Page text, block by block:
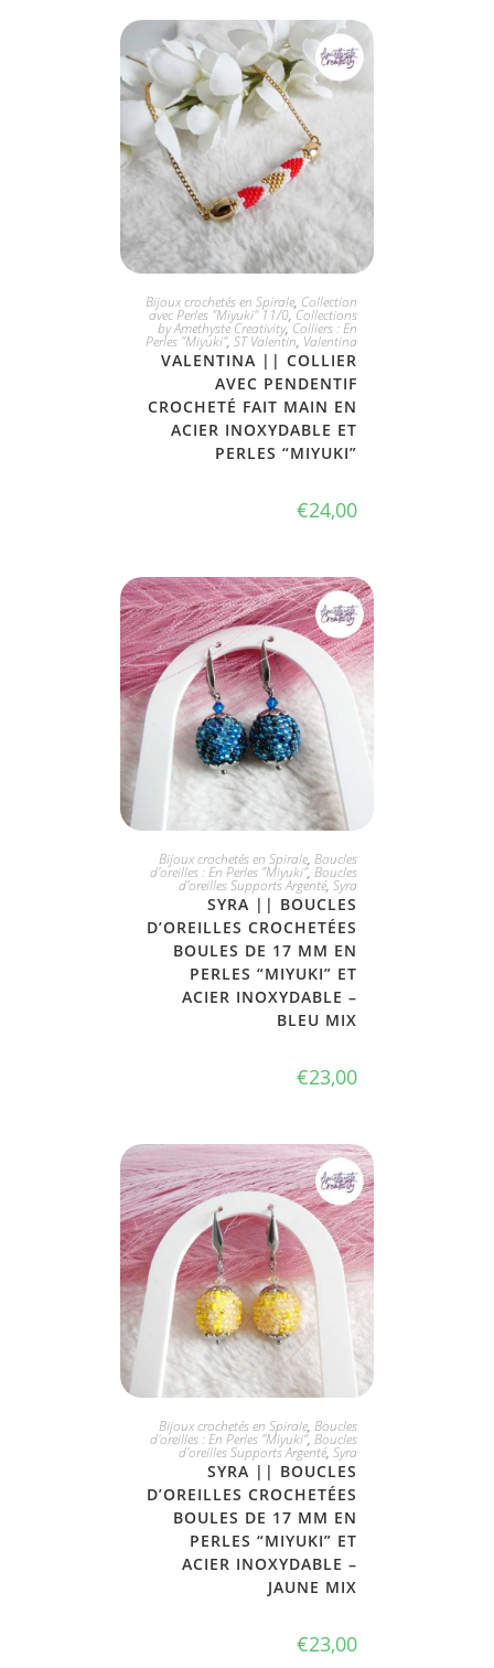
JE L'ADOPTE
Bijoux crochetés en Spirale, Collection
avec Perles "Miyuki" 11/0,Collections
by Amethyste Creativity,Colliers : En
Perles "Miyuki", ST Valentin, Valentina
VALENTINA || COLLIER
AVEC PENDENTIF
CROCHETÉ FAIT MAIN EN
ACIER INOXYDABLE ET
PERLES “MIYUKI”
€24,00
JE L'ADOPTE
Bijoux crochetés en Spirale, Boucles
d'oreilles : En Perles "Miyuki", Boucles
d'oreilles Supports Argenté, Syra
SYRA || BOUCLES
D’OREILLES CROCHETÉES
BOULES DE 17 MM EN
PERLES “MIYUKI” ET
ACIER INOXYDABLE –
BLEU MIX
€23,00
JE L'ADOPTE
Bijoux crochetés en Spirale, Boucles
d'oreilles : En Perles "Miyuki", Boucles
d'oreilles Supports Argenté, Syra
SYRA || BOUCLES
D’OREILLES CROCHETÉES
BOULES DE 17 MM EN
PERLES “MIYUKI” ET
ACIER INOXYDABLE –
JAUNE MIX
€23,00